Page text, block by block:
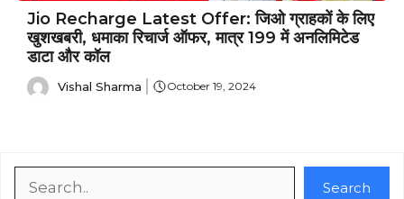
Jio Recharge Latest Offer: जिओ ग्राहकों के लिए
खुशखबरी, धमाका रिचार्ज ऑफर, मात्र ₹199 में अनलिमिटेड
डाटा और कॉल
Vishal Sharma October 19, 2024
Search